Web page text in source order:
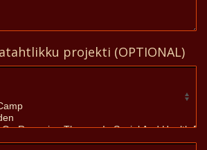
projekti (OPTIONAL)